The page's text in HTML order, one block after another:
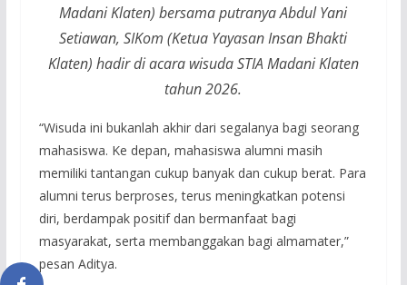
Madani Klaten) bersama putranya Abdul Yani
Setiawan, SIKom (Ketua Yayasan Insan Bhakti
Klaten) hadir di acara wisuda STIA Madani Klaten
tahun 2026.
“Wisuda ini bukanlah akhir dari segalanya bagi seorang
mahasiswa. Ke depan, mahasiswa alumni masih
memiliki tantangan cukup banyak dan cukup berat. Para
alumni terus berproses, terus meningkatkan potensi
diri, berdampak positif dan bermanfaat bagi
masyarakat, serta membanggakan bagi almamater,”
pesan Aditya.